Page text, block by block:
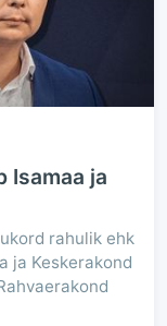
Isamaa ja
rahulik ehk
ja Keskerakond